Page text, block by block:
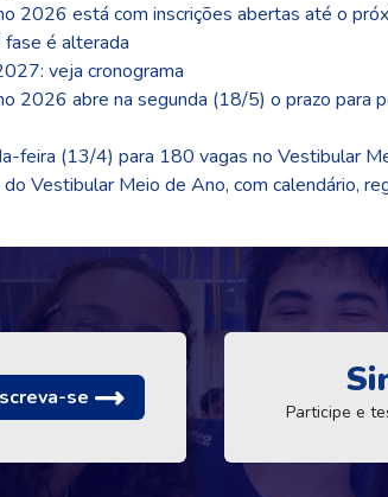
está com inscrições abertas até o
é alterada
veja cronograma
abre na segunda (18/5) o prazo para
feira (13/4) para 180 vagas no Vestibular
Vestibular Meio de Ano, com calendário,
se
Participe e